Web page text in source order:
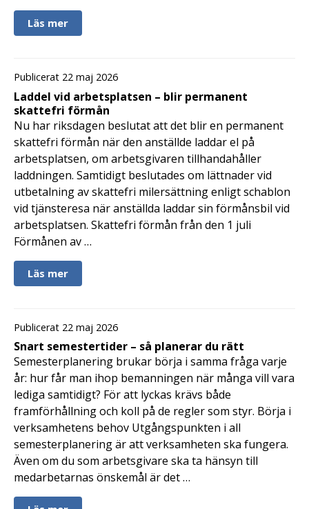
Läs mer
Publicerat 22 maj 2026
Laddel vid arbetsplatsen – blir permanent
skattefri förmån
Nu har riksdagen beslutat att det blir en permanent
skattefri förmån när den anställde laddar el på
arbetsplatsen, om arbetsgivaren tillhandahåller
laddningen. Samtidigt beslutades om lättnader vid
utbetalning av skattefri milersättning enligt schablon
vid tjänsteresa när anställda laddar sin förmånsbil vid
arbetsplatsen. Skattefri förmån från den 1 juli
Förmånen av …
Läs mer
Publicerat 22 maj 2026
Snart semestertider – så planerar du rätt
Semesterplanering brukar börja i samma fråga varje
år: hur får man ihop bemanningen när många vill vara
lediga samtidigt? För att lyckas krävs både
framförhållning och koll på de regler som styr. Börja i
verksamhetens behov Utgångspunkten i all
semesterplanering är att verksamheten ska fungera.
Även om du som arbetsgivare ska ta hänsyn till
medarbetarnas önskemål är det …